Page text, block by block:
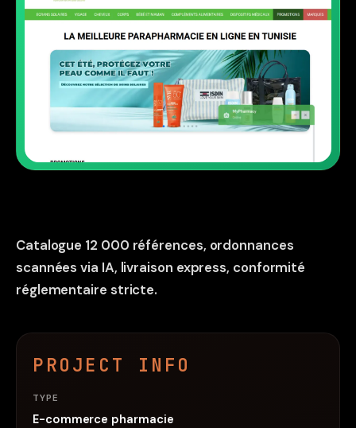
Catalogue 12 000 références, ordonnances
scannées via IA, livraison express, conformité
réglementaire stricte.
PROJECT INFO
TYPE
E-commerce pharmacie